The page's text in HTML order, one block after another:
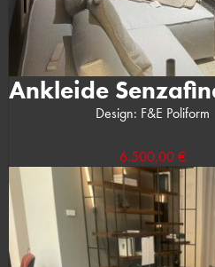
Ankleide
Design: F&E Poliform
6.500,00 €